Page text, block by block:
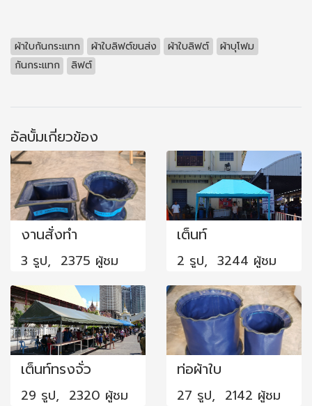
ผ้าใบกันกระแทก ผ้าใบลิฟต์ขนส่ง ผ้าใบลิฟต์
ผ้าบุโฟม
กันกระแทก
ลิฟต์
อัลบั้มเกี่ยวข้อง
งานสั่งทำ
3 รูป, 2375 ผู้ชม
เต็นท์
2 รูป, 3244 ผู้ชม
เต็นท์ทรงจั่ว
29 รูป, 2320 ผู้ชม
ท่อผ้าใบ
27 รูป, 2142 ผู้ชม